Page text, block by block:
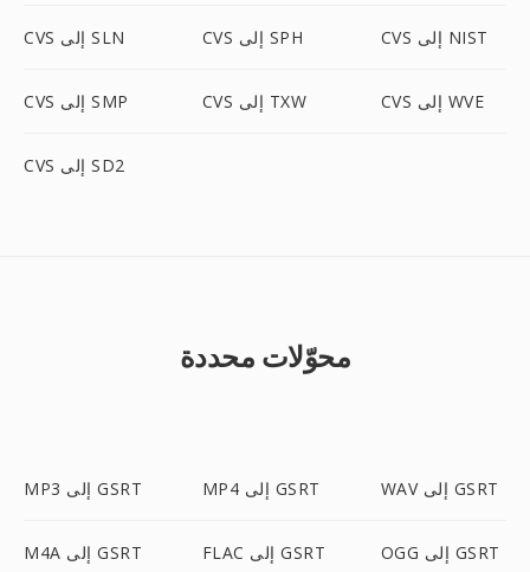
CVS إلى SLN CVS إلى SPH CVS إلى NIST
CVS إلى SMP CVS إلى TXW CVS إلى WVE
CVS إلى SD2
محوّلات محددة
MP3 إلى GSRT MP4 إلى GSRT WAV إلى GSRT
M4A إلى GSRT FLAC إلى GSRT OGG إلى GSRT